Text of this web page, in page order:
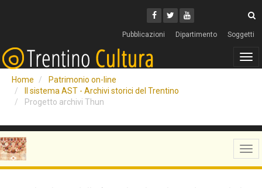
Facebook
Twitter
Youtube
Pubblicazioni Dipartimento Soggetti
Home
Patrimonio on-line
Il sistema AST - Archivi storici del Trentino
Progetto archivi Thun